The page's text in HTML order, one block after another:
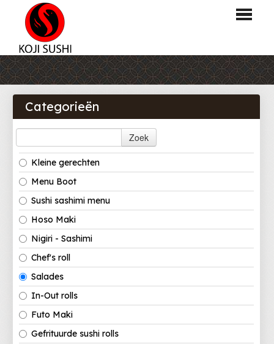
HOME
BESTELLEN
MENU
LOGIN
CONTACT
Categorieën
Zoek
Kleine gerechten
Menu Boot
Sushi sashimi menu
Hoso Maki
Nigiri - Sashimi
Chef's roll
Salades
In-Out rolls
Futo Maki
Gefrituurde sushi rolls